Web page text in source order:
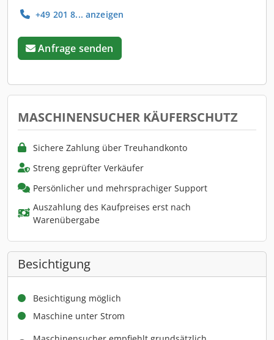
+49 201 8... anzeigen
Anfrage senden
MASCHINENSUCHER KÄUFERSCHUTZ
Sichere Zahlung über Treuhandkonto
Streng geprüfter Verkäufer
Persönlicher und mehrsprachiger Support
Auszahlung des Kaufpreises erst nach
Warenübergabe
Besichtigung
Besichtigung möglich
Maschine unter Strom